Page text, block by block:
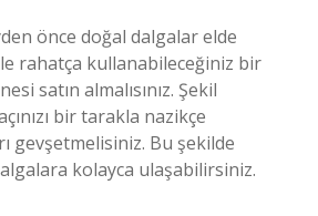
önce doğal dalgalar elde
rahatça kullanabileceğiniz bir
satın almalısınız. Şekil
bir tarakla nazikçe
gevşetmelisiniz. Bu şekilde
kolayca ulaşabilirsiniz.